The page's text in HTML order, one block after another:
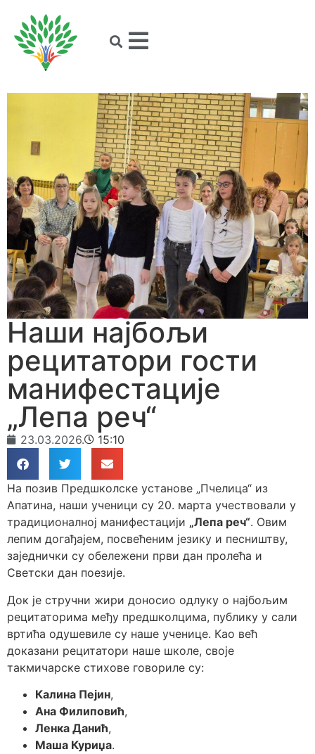
Наши најбољи
рецитатори гости
манифестације
„Лепа реч“
23.03.2026. 15:10
На позив Предшколске установе „Пчелица“ из
Апатина, наши ученици су 20. марта учествовали у
традиционалној манифестацији „Лепа реч“. Овим
лепим догађајем, посвећеним језику и песништву,
заједнички су обележени први дан пролећа и
Светски дан поезије.
Док је стручни жири доносио одлуку о најбољим
рецитаторима међу предшколцима, публику у сали
вртића одушевиле су наше ученице. Као већ
доказани рецитатори наше школе, своје
такмичарске стихове говориле су:
Калина Пејин,
Ана Филиповић,
Ленка Данић,
Маша Куриџа.